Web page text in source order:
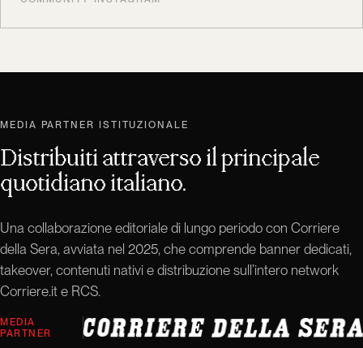
MEDIA PARTNER ISTITUZIONALE
Distribuiti attraverso il principale
quotidiano italiano.
Una collaborazione editoriale di lungo periodo con Corriere
della Sera, avviata nel 2025, che comprende banner dedicati,
takeover, contenuti nativi e distribuzione sull’intero network
Corriere.it e RCS.
MEDIA
PARTNER